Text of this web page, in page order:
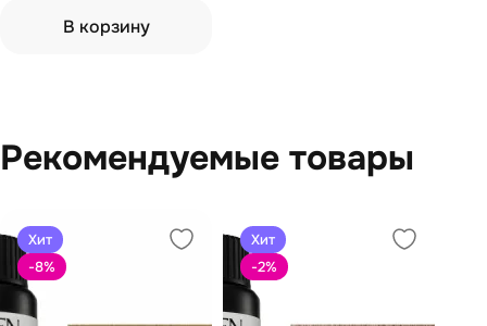
В корзину
Рекомендуемые товары
Хит
-8%
Хит
-2%